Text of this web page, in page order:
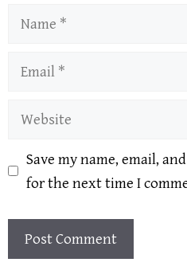
Name
Email
Website
Save my name, email,
for the next time I